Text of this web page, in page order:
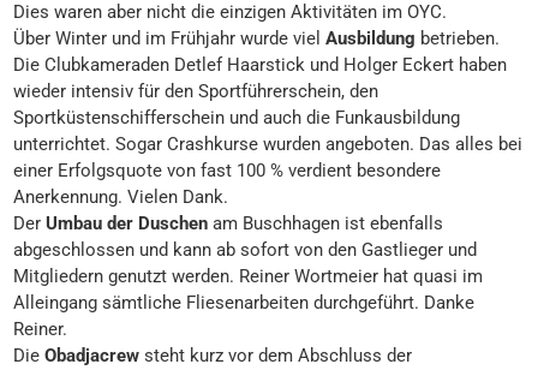
Dies waren aber nicht die einzigen Aktivitäten im OYC.
Über Winter und im Frühjahr wurde vielAusbildung betrieben.
Die Clubkameraden Detlef Haarstick und Holger Eckert haben
wieder intensiv für den Sportführerschein, den
Sportküstenschifferschein und auch die Funkausbildung
unterrichtet. Sogar Crashkurse wurden angeboten. Das alles bei
einer Erfolgsquote von fast 100 % verdient besondere
Anerkennung. Vielen Dank.
DerUmbau der Duschen am Buschhagen ist ebenfalls
abgeschlossen und kann ab sofort von den Gastlieger und
Mitgliedern genutzt werden. Reiner Wortmeier hat quasi im
Alleingang sämtliche Fliesenarbeiten durchgeführt. Danke
Reiner.
DieObadjacrew steht kurz vor dem Abschluss der